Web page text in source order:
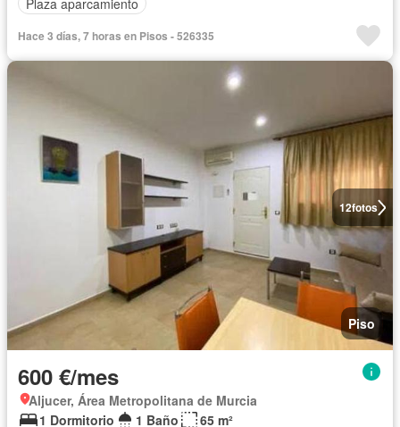
Hace 3 días, 7 horas en Pisos - 526335
12fotos
Piso
600 €/mes
Aljucer, Área Metropolitana de Murcia
1 Dormitorio
1 Baño
65 m²